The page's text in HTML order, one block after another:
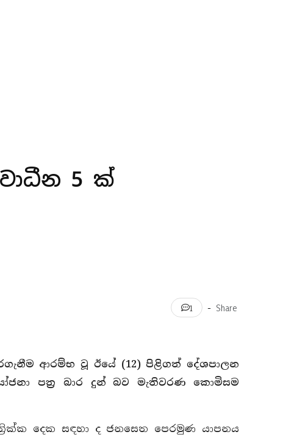
5 ක්
1 - Share
ආරම්භ වූ ඊයේ (12) පිළිගත් දේශපාලන
පත්‍ර බාර දුන් බව මැතිවරණ කොමිසම
දෙක සඳහා ද ජනසෙත පෙරමුණ යාපනය